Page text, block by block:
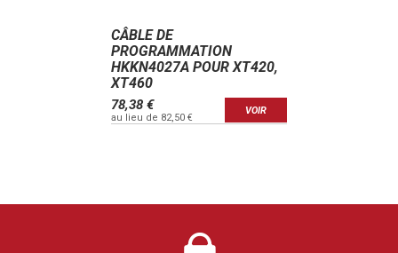
CÂBLE DE
PROGRAMMATION
HKKN4027A POUR XT420,
XT460
78,38 €
au lieu de 82,50 €
VOIR